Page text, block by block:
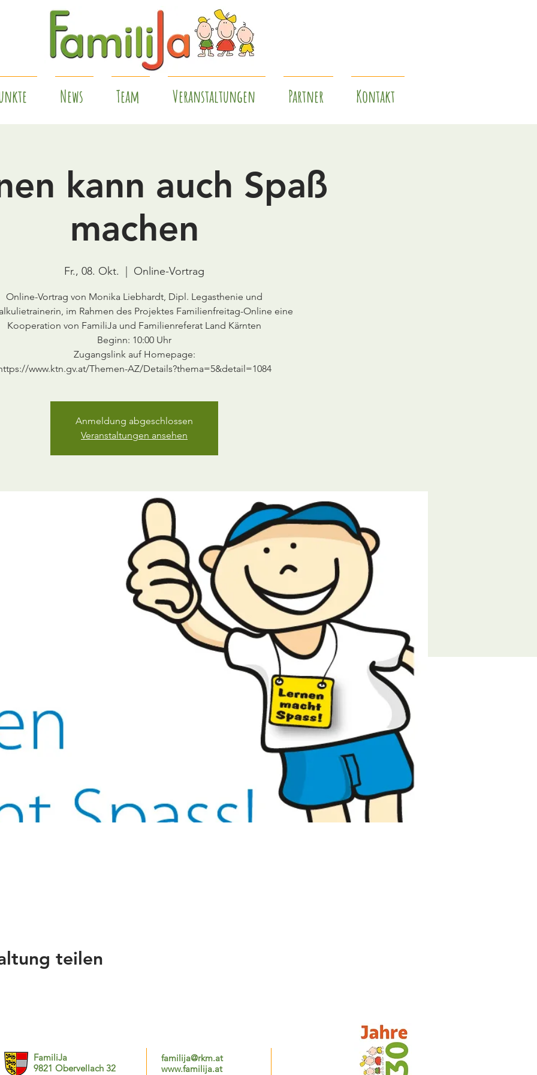
News Team Veranstaltungen Partner Kontakt
kann auch Spaß
machen
Fr., 08. Okt. Online-Vortrag
Online-Vortrag von Monika Liebhardt, Dipl. Legasthenie und
im Rahmen des Projektes Familienfreitag-Online eine
Kooperation von FamiliJa und Familienreferat Land Kärnten
Beginn: 10:00 Uhr
Zugangslink auf Homepage:
www.ktn.gv.at/Themen-AZ/Details?thema=5&detail=1084
Anmeldung abgeschlossen
Veranstaltungen ansehen
teilen
FamiliJa
9821 Obervellach 32
familija@rkm.at
www.familija.at